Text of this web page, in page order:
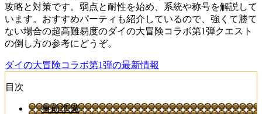
攻略と対策です。弱点と耐性を始め、系統や称号を解説して
います。おすすめパーティも紹介しているので、強くて勝て
ない場合の超高難易度のダイの大冒険コラボ第1弾クエスト
の倒し方の参考にどうぞ。
ダイの大冒険コラボ第1弾の最新情報
目次
事前準備